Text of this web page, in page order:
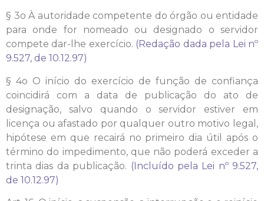
§ 3o À autoridade competente do órgão ou entidade
para onde for nomeado ou designado o servidor
compete dar-lhe exercício. (Redação dada pela Lei nº
9.527, de 10.12.97)
§ 4o O início do exercício de função de confiança
coincidirá com a data de publicação do ato de
designação, salvo quando o servidor estiver em
licença ou afastado por qualquer outro motivo legal,
hipótese em que recairá no primeiro dia útil após o
término do impedimento, que não poderá exceder a
trinta dias da publicação. (Incluído pela Lei nº 9.527,
de 10.12.97)